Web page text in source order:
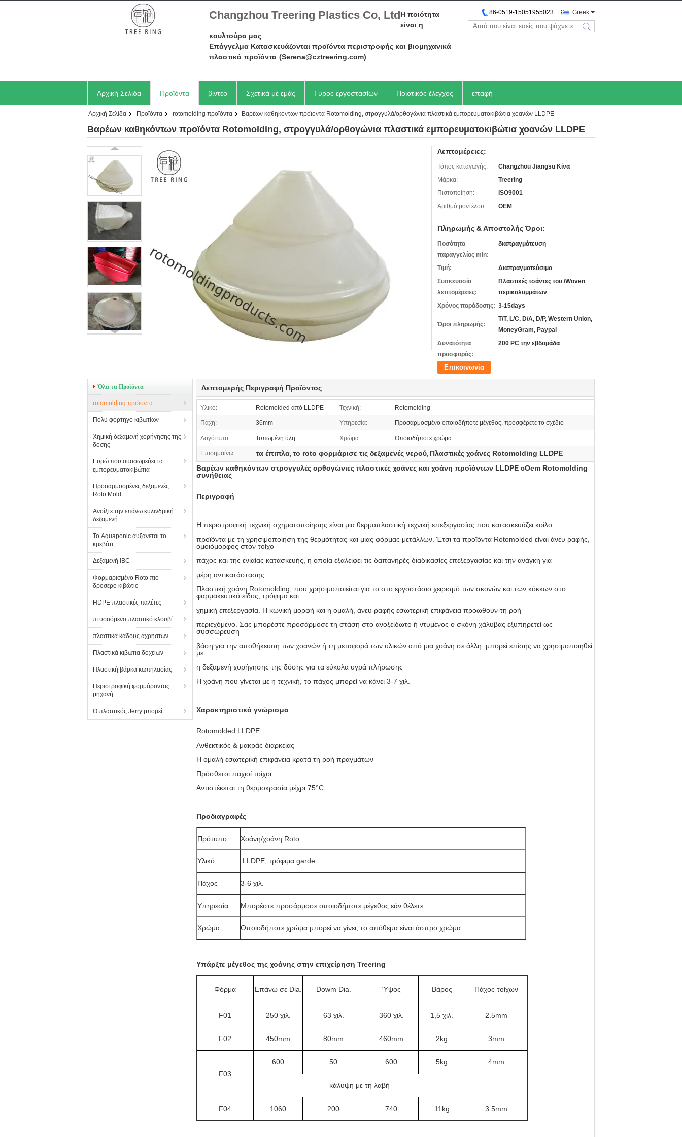
Changzhou Treering Plastics Co, LtdΗ ποιότητα
είναι η
κουλτούρα μας
Επάγγελμα Κατασκευάζονται προϊόντα περιστροφής και βιομηχανικά
πλαστικά προϊόντα (Serena@cztreering.com)
Greek
86-0519-15051955023
search
Αρχική Σελίδα Προϊόντα βίντεο Σχετικά με εμάς Γύρος εργοστασίων Ποιοτικός έλεγχος επαφή
Ζητήστε ένα απόσπασμα
Αρχική Σελίδα Προϊόντα rotomolding προϊόντα Βαρέων καθηκόντων προϊόντα Rotomolding, στρογγυλά/ορθογώνια πλαστικά εμπορευματοκιβώτια χοανών LLDPE
Βαρέων καθηκόντων προϊόντα Rotomolding, στρογγυλά/ορθογώνια πλαστικά εμπορευματοκιβώτια χοανών LLDPE
Λεπτομέρειες:
Τόπος καταγωγής:
Changzhou Jiangsu Κίνα
Μάρκα:
Treering
Πιστοποίηση:
ISO9001
Αριθμό μοντέλου:
OEM
Πληρωμής & Αποστολής Όροι:
Ποσότητα
παραγγελίας min:
διαπραγμάτευση
Τιμή:
Διαπραγματεύσιμα
Συσκευασία
λεπτομέρειες:
Πλαστικές τσάντες του /Woven
περικαλυμμάτων
Χρόνος παράδοσης: 3-15days
Όροι πληρωμής:
T/T, L/C, D/A, D/P, Western Union,
MoneyGram, Paypal
Δυνατότητα
προσφοράς:
200 PC την εβδομάδα
Επικοινωνία
Όλα τα Προϊόντα
rotomolding προϊόντα
Πολυ φορτηγό κιβωτίων
Χημική δεξαμενή χορήγησης της
δόσης
Ευρώ που συσσωρεύει τα
εμπορευματοκιβώτια
Προσαρμοσμένες δεξαμενές
Roto Mold
Ανοίξτε την επάνω κυλινδρική
δεξαμενή
Το Aquaponic αυξάνεται το
κρεβάτι
Δεξαμενή IBC
Φορμαρισμένο Roto πιό
δροσερό κιβώτιο
HDPE πλαστικές παλέτες
πτυσσόμενο πλαστικό κλουβί
πλαστικά κάδους αχρήστων
Πλαστικά κιβώτια δοχείων
Πλαστική βάρκα κωπηλασίας
Περιστροφική φορμάροντας
μηχανή
Ο πλαστικός Jerry μπορεί
Λεπτομερής Περιγραφή Προϊόντος
Υλικό: Rotomolded από LLDPE Τεχνική: Rotomolding
Πάχη: 36mm Υπηρεσία: Προσαρμοσμένο οποιοδήποτε μέγεθος, προσφέρετε το σχέδιο
Λογότυπο: Τυπωμένη ύλη Χρώμα: Οποιοδήποτε χρώμα
Επισημαίνω: τα έπιπλα, το roto φορμάρισε τις δεξαμενές νερού, Πλαστικές χοάνες Rotomolding LLDPE
Βαρέων καθηκόντων στρογγυλές ορθογώνιες πλαστικές χοάνες και χοάνη προϊόντων LLDPE cOem Rotomolding
συνήθειας
Περιγραφή
Η περιστροφική τεχνική σχηματοποίησης είναι μια θερμοπλαστική τεχνική επεξεργασίας που κατασκευάζει κοίλο
προϊόντα με τη χρησιμοποίηση της θερμότητας και μιας φόρμας μετάλλων. Έτσι τα προϊόντα Rotomolded είναι άνευ ραφής,
ομοιόμορφος στον τοίχο
πάχος και της ενιαίας κατασκευής, η οποία εξαλείφει τις δαπανηρές διαδικασίες επεξεργασίας και την ανάγκη για
μέρη αντικατάστασης.
Πλαστική χοάνη Rotomolding, που χρησιμοποιείται για το στο εργοστάσιο χειρισμό των σκονών και των κόκκων στο
φαρμακευτικό είδος, τρόφιμα και
χημική επεξεργασία. Η κωνική μορφή και η ομαλή, άνευ ραφής εσωτερική επιφάνεια προωθούν τη ροή
περιεχόμενο. Σας μπορέστε προσάρμοσε τη στάση στο ανοξείδωτο ή ντυμένος ο σκόνη χάλυβας εξυπηρετεί ως
συσσώρευση
βάση για την αποθήκευση των χοανών ή τη μεταφορά των υλικών από μια χοάνη σε άλλη. μπορεί επίσης να χρησιμοποιηθεί
με
η δεξαμενή χορήγησης της δόσης για τα εύκολα υγρά πλήρωσης
Η χοάνη που γίνεται με η τεχνική, το πάχος μπορεί να κάνει 3-7 χιλ.
Χαρακτηριστικό γνώρισμα
Rotomolded LLDPE
Ανθεκτικός & μακράς διαρκείας
Η ομαλή εσωτερική επιφάνεια κρατά τη ροή πραγμάτων
Πρόσθετοι παχιοί τοίχοι
Αντιστέκεται τη θερμοκρασία μέχρι 75°C
Προδιαγραφές
Πρότυπο Χοάνη/χοάνη Roto
Υλικό LLDPE, τρόφιμα garde
Πάχος 3-6 χιλ.
Υπηρεσία Μπορέστε προσάρμοσε οποιοδήποτε μέγεθος εάν θέλετε
Χρώμα Οποιοδήποτε χρώμα μπορεί να γίνει, το απόθεμα είναι άσπρο χρώμα
Υπάρξτε μέγεθος της χοάνης στην επιχείρηση Treering
Φόρμα Επάνω σε Dia. Dowm Dia. Ύψος Βάρος Πάχος τοίχων
F01 250 χιλ. 63 χιλ. 360 χιλ. 1,5 χιλ. 2.5mm
F02 450mm 80mm 460mm 2kg 3mm
F03
600 50 600 5kg 4mm
κάλυψη με τη λαβή
F04 1060 200 740 11kg 3.5mm